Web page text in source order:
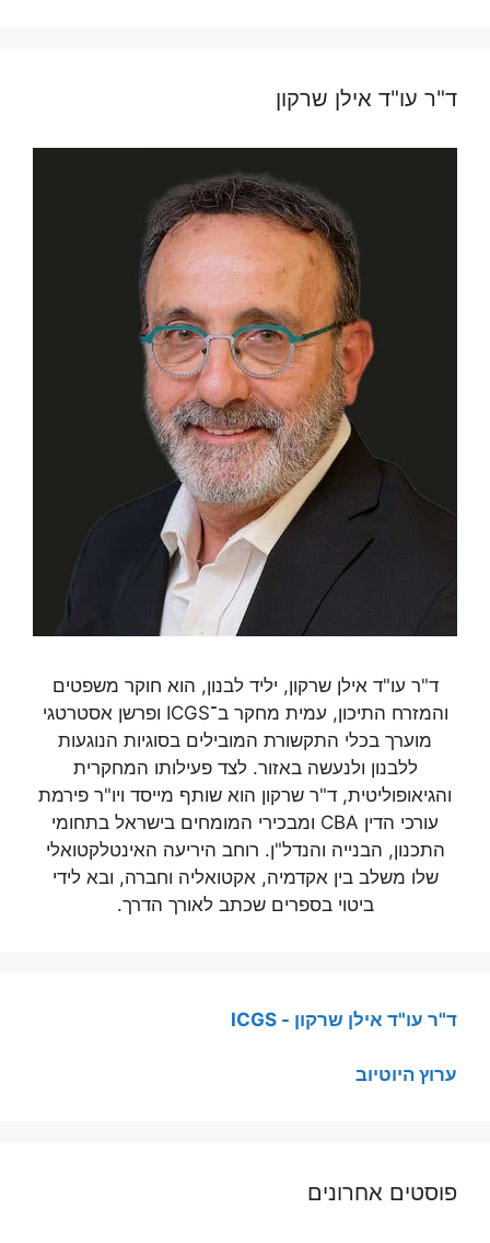
ד"ר עו"ד אילן שרקון
ד"ר עו"ד אילן שרקון, יליד לבנון, הוא חוקר משפטים
והמזרח התיכון, עמית מחקר ב־ICGS ופרשן אסטרטגי
מוערך בכלי התקשורת המובילים בסוגיות הנוגעות
ללבנון ולנעשה באזור. לצד פעילותו המחקרית
והגיאופוליטית, ד"ר שרקון הוא שותף מייסד ויו"ר פירמת
עורכי הדין CBA ומבכירי המומחים בישראל בתחומי
התכנון, הבנייה והנדל"ן. רוחב היריעה האינטלקטואלי
שלו משלב בין אקדמיה, אקטואליה וחברה, ובא לידי
ביטוי בספרים שכתב לאורך הדרך.
ד"ר עו"ד אילן שרקון - ICGS
ערוץ היוטיוב
פוסטים אחרונים